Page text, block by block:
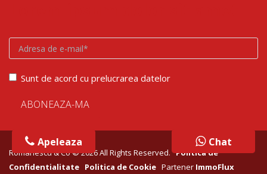
Apeleaza Chat
Chat
Sunt de acord cu prelucrarea datelor
Romanescu & Co © 2026 All Rights Reserved.Politica de
Confidentialitate Politica de Cookie Partener ImmoFlux